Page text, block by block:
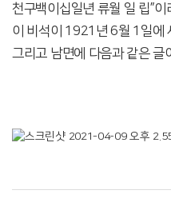
천구백이십일년 류월 일 립”이
이 비석이 1921년 6월 1일에
그리고 남면에 다음과 같은 글